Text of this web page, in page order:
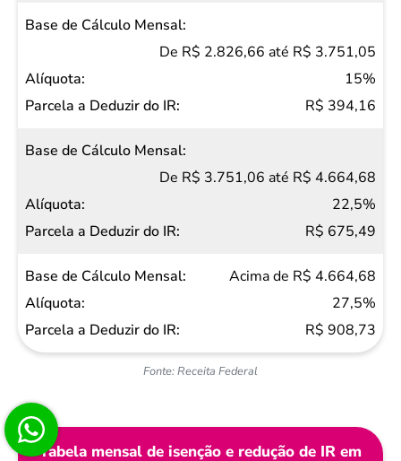
Fonte: Receita Federal
do IR
De R$ 2.826,66 até R$ 3.751,05
15%
R$ 394,16
De R$ 3.751,06 até R$ 4.664,68
22,5%
R$ 675,49
Acima de R$ 4.664,68
27,5%
R$ 908,73
Tabela mensal de isenção e redução de IR em